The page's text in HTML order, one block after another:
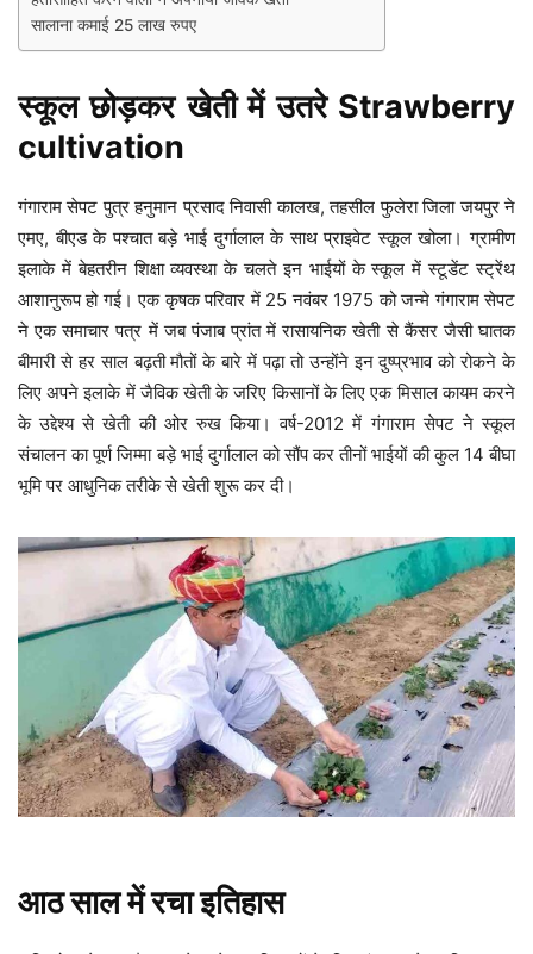
सालाना कमाई 25 लाख रुपए
स्कूल छोड़कर खेती में उतरे Strawberry
cultivation
गंगाराम सेपट पुत्र हनुमान प्रसाद निवासी कालख, तहसील फुलेरा जिला जयपुर ने
एमए, बीएड के पश्चात बड़े भाई दुर्गालाल के साथ प्राइवेट स्कूल खोला। ग्रामीण
इलाके में बेहतरीन शिक्षा व्यवस्था के चलते इन भाईयों के स्कूल में स्टूडेंट स्ट्रेंथ
आशानुरूप हो गई। एक कृषक परिवार में 25 नवंबर 1975 को जन्मे गंगाराम सेपट
ने एक समाचार पत्र में जब पंजाब प्रांत में रासायनिक खेती से कैंसर जैसी घातक
बीमारी से हर साल बढ़ती मौतों के बारे में पढ़ा तो उन्होंने इन दुष्प्रभाव को रोकने के
लिए अपने इलाके में जैविक खेती के जरिए किसानों के लिए एक मिसाल कायम करने
के उद्देश्य से खेती की ओर रुख किया। वर्ष-2012 में गंगाराम सेपट ने स्कूल
संचालन का पूर्ण जिम्मा बड़े भाई दुर्गालाल को सौंप कर तीनों भाईयों की कुल 14 बीघा
भूमि पर आधुनिक तरीके से खेती शुरू कर दी।
आठ साल में रचा इतिहास